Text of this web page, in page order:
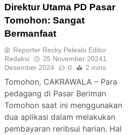
Direktur Utama PD Pasar
Tomohon: Sangat
Bermanfaat
Reporter Recky Pelealu Editor
Redaksi
25 November 20241
Desember 2024
0 2 mins
Tomohon, CAKRAWALA – Para
pedagang di Pasar Beriman
Tomohon saat ini menggunakan
dua aplikasi dalam melakukan
pembayaran reribsui harian. Hal